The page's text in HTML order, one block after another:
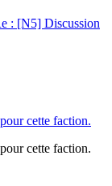
: [N5] Discussion
cette faction.
cette faction.